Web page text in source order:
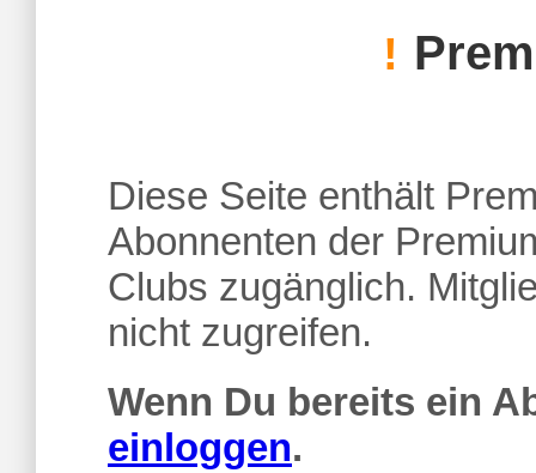
!
Diese Seite enthält
Abonnenten der
Clubs zugänglich.
nicht zugreifen.
Wenn Du bereits ein
einloggen.